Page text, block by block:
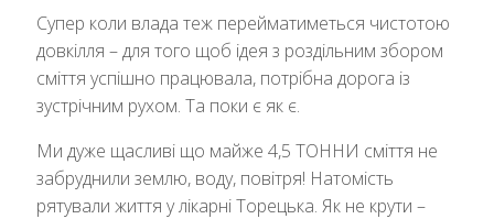
Супер коли влада теж перейматиметься чистотою
довкілля – для того щоб ідея з роздільним збором
сміття успішно працювала, потрібна дорога із
зустрічним рухом. Та поки є як є.
Ми дуже щасливі що майже 4,5 ТОННИ сміття не
забруднили землю, воду, повітря! Натомість
рятували життя у лікарні Торецька. Як не крути –